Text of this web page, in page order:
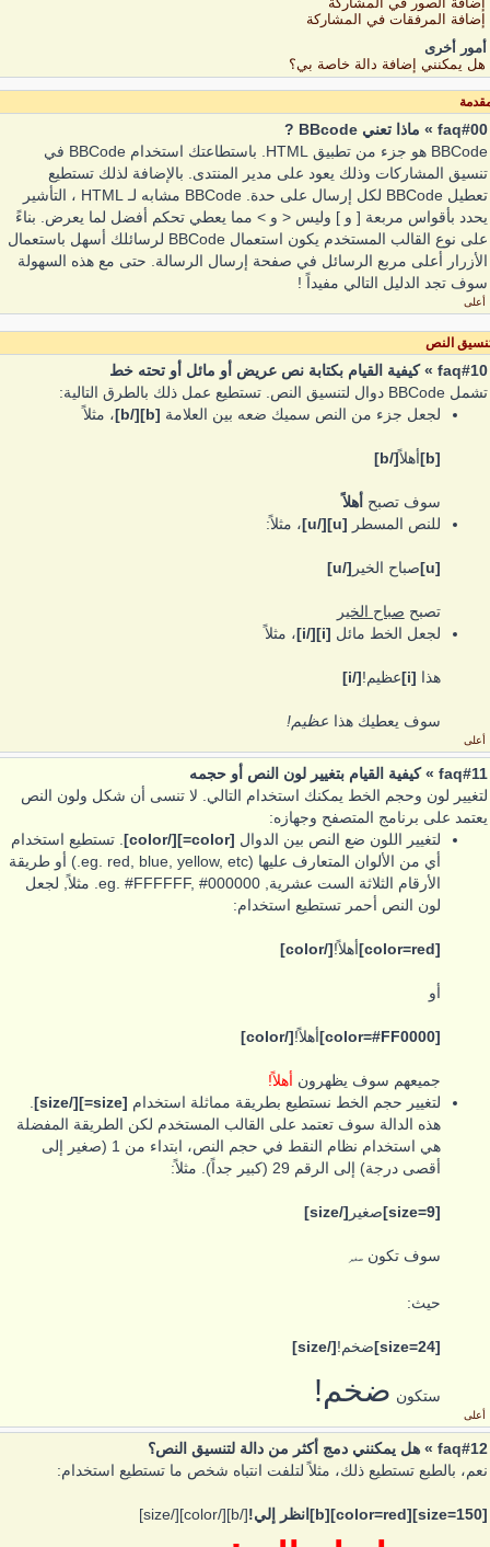
إضافة المرفقات في المشاركة
أمور أخرى
هل يمكنني إضافة دالة خاصة بي؟
faq#00 » ماذا تعني BBcode ?
BBCode هو جزء من تطبيق HTML. باستطاعتك استخدام BBCode في
تنسيق المشاركات وذلك يعود على مدير المنتدى. بالإضافة لذلك تستطيع
تعطيل BBCode لكل إرسال على حدة. BBCode مشابه لـ HTML ، التأشير
يحدد بأقواس مربعة [ و ] وليس < و > مما يعطي تحكم أفضل لما يعرض. بناءً
على نوع القالب المستخدم يكون استعمال BBCode لرسائلك أسهل باستعمال
الأزرار أعلى مربع الرسائل في صفحة إرسال الرسالة. حتى مع هذه السهولة
سوف تجد الدليل التالي مفيداً !
أعلى
النص
faq#10 » كيفية القيام بكتابة نص عريض أو مائل أو تحته خط
تشمل BBCode دوال لتنسيق النص. تستطيع عمل ذلك بالطرق التالية:
لجعل جزء من النص سميك ضعه بين العلامة [b][/b] ، مثلاً
[b] أهلاً[/b]
سوف تصبح أهلاً
للنص المسطر [u][/u] ، مثلاً:
[u] صباح الخير [/u]
تصبح صباح الخير
لجعل الخط مائل [i][/i] ، مثلاً
هذا [i] عظيم![/i]
سوف يعطيك هذا عظيم!
أعلى
faq#11 » كيفية القيام بتغيير لون النص أو حجمه
لتغيير لون وحجم الخط يمكنك استخدام التالي. لا تنسى أن شكل ولون النص
يعتمد على برنامج المتصفح وجهازه:
لتغيير اللون ضع النص بين الدوال [color=][/color]
. تستطيع استخدام
أي من الألوان المتعارف عليها (eg. red, blue, yellow, etc.) أو طريقة
الأرقام الثلاثة الست عشرية, eg. #FFFFFF, #000000. مثلاً, لجعل
لون النص أحمر تستطيع استخدام:
[color=red] أهلاً![/color]
أو
[color=#FF0000] أهلاً![/color]
جميعهم سوف يظهرون أهلاً!
لتغيير حجم الخط نستطيع بطريقة مماثلة استخدام [size=][/size]
هذه الدالة سوف تعتمد على القالب المستخدم لكن الطريقة المفضلة
هي استخدام نظام النقط في حجم النص، ابتداء من 1 (صغير إلى
أقصى درجة) إلى الرقم 29 (كبير جداً). مثلاً:
[size=9] صغير [/size]
سوف تكونصغير
حيث:
[size=24] ضخم![/size]
ستكون ضخم!
أعلى
faq#12 » هل يمكنني دمج أكثر من دالة لتنسيق النص؟
نعم، بالطبع تستطيع ذلك، مثلاً لتلفت انتباه شخص ما تستطيع استخدام:
[size=150][color=red][b]انظر إلي! [/b][/color][/size]